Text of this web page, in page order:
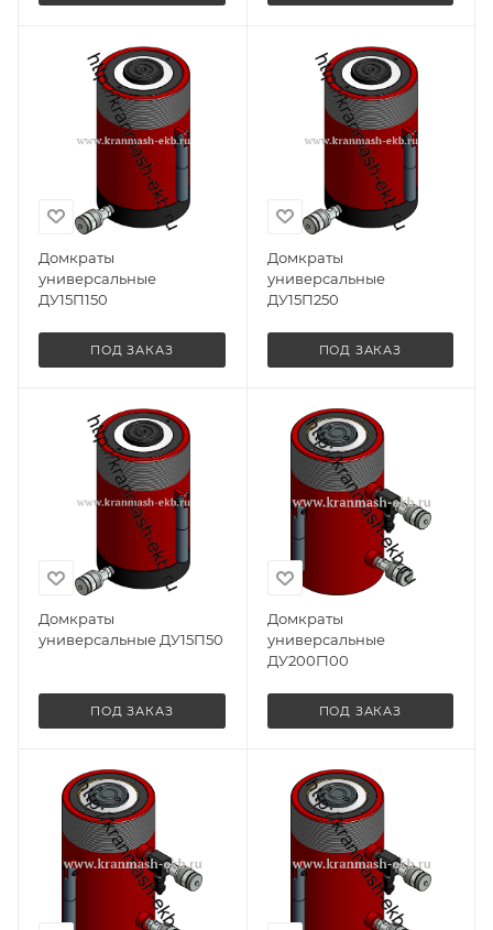
Домкраты
универсальные
ДУ15П150
ПОД ЗАКАЗ
Домкраты
универсальные
ДУ15П250
ПОД ЗАКАЗ
Домкраты
универсальные ДУ15П50
ПОД ЗАКАЗ
Домкраты
универсальные
ДУ200Г100
ПОД ЗАКАЗ